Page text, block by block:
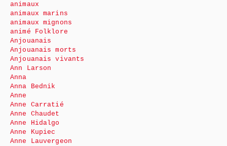
animaux
animaux marins
animaux mignons
animé Folklore
Anjouanais
Anjouanais morts
Anjouanais vivants
Ann Larson
Anna
Anna Bednik
Anne
Anne Carratié
Anne Chaudet
Anne Hidalgo
Anne Kupiec
Anne Lauvergeon